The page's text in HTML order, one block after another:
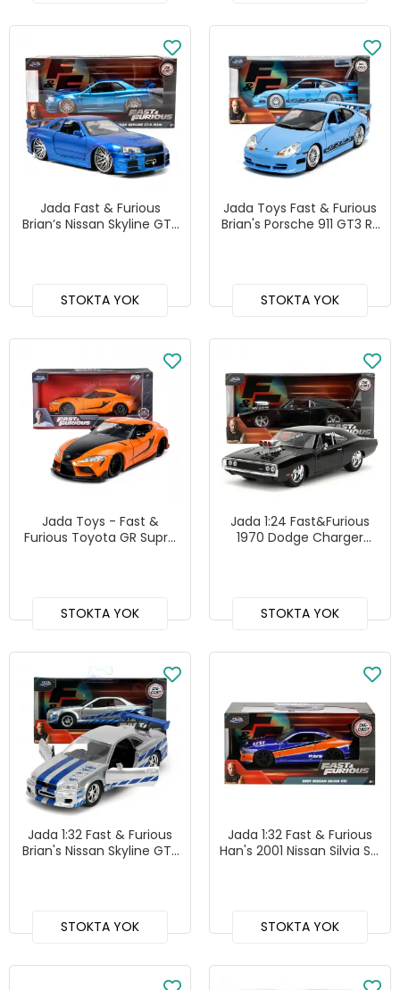
Jada Fast & Furious
Brian’s Nissan Skyline GT-
STOKTA YOK
Jada Toys Fast & Furious
Brian's Porsche 911 GT3 RS
STOKTA YOK
Jada Toys - Fast &
Furious Toyota GR Supra
STOKTA YOK
Jada 1:24 Fast&Furious
1970 Dodge Charger
STOKTA YOK
Jada 1:32 Fast & Furious
Brian's Nissan Skyline GT-
STOKTA YOK
Jada 1:32 Fast & Furious
Han's 2001 Nissan Silvia S15
STOKTA YOK